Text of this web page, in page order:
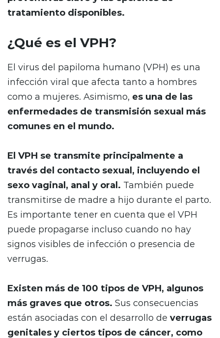
tratamiento disponibles.
¿Qué es el VPH?
El virus del papiloma humano (VPH) es una
infección viral que afecta tanto a hombres
como a mujeres. Asimismo, es una de las
enfermedades de transmisión sexual más
comunes en el mundo.
El VPH se transmite principalmente a
través del contacto sexual, incluyendo el
sexo vaginal, anal y oral. También puede
transmitirse de madre a hijo durante el parto.
Es importante tener en cuenta que el VPH
puede propagarse incluso cuando no hay
signos visibles de infección o presencia de
verrugas.
Existen más de 100 tipos de VPH, algunos
más graves que otros. Sus consecuencias
están asociadas con el desarrollo de verrugas
genitales y ciertos tipos de cáncer, como